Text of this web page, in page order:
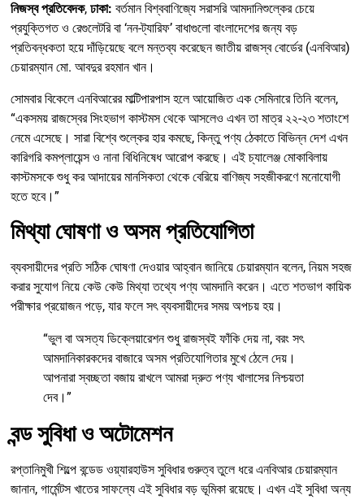
নিজস্ব প্রতিবেদক, ঢাকা: বর্তমান বিশ্ববাণিজ্যে সরাসরি আমদানিশুল্কের চেয়ে
প্রযুক্তিগত ও রেগুলেটরি বা ‘নন-ট্যারিফ’ বাধাগুলো বাংলাদেশের জন্য বড়
প্রতিবন্ধকতা হয়ে দাঁড়িয়েছে বলে মন্তব্য করেছেন জাতীয় রাজস্ব বোর্ডের (এনবিআর)
চেয়ারম্যান মো. আবদুর রহমান খান।
সোমবার বিকেলে এনবিআরের মাল্টিপারপাস হলে আয়োজিত এক সেমিনারে তিনি বলেন,
“একসময় রাজস্বের সিংহভাগ কাস্টমস থেকে আসলেও এখন তা মাত্র ২২-২৩ শতাংশে
নেমে এসেছে। সারা বিশ্বে শুল্কের হার কমছে, কিন্তু পণ্য ঠেকাতে বিভিন্ন দেশ এখন
কারিগরি কমপ্লায়েন্স ও নানা বিধিনিষেধ আরোপ করছে। এই চ্যালেঞ্জ মোকাবিলায়
কাস্টমসকে শুধু কর আদায়ের মানসিকতা থেকে বেরিয়ে বাণিজ্য সহজীকরণে মনোযোগী
হতে হবে।”
মিথ্যা ঘোষণা ও অসম প্রতিযোগিতা
ব্যবসায়ীদের প্রতি সঠিক ঘোষণা দেওয়ার আহ্বান জানিয়ে চেয়ারম্যান বলেন, নিয়ম সহজ
করার সুযোগ নিয়ে কেউ কেউ মিথ্যা তথ্যে পণ্য আমদানি করেন। এতে শতভাগ কায়িক
পরীক্ষার প্রয়োজন পড়ে, যার ফলে সৎ ব্যবসায়ীদের সময় অপচয় হয়।
“ভুল বা অসত্য ডিক্লেয়ারেশন শুধু রাজস্বই ফাঁকি দেয় না, বরং সৎ
আমদানিকারকদের বাজারে অসম প্রতিযোগিতার মুখে ঠেলে দেয়।
আপনারা স্বচ্ছতা বজায় রাখলে আমরা দ্রুত পণ্য খালাসের নিশ্চয়তা
দেব।”
বন্ড সুবিধা ও অটোমেশন
রপ্তানিমুখী শিল্পে বন্ডেড ওয়্যারহাউস সুবিধার গুরুত্ব তুলে ধরে এনবিআর চেয়ারম্যান
জানান, গার্মেন্টস খাতের সাফল্যে এই সুবিধার বড় ভূমিকা রয়েছে। এখন এই সুবিধা অন্য